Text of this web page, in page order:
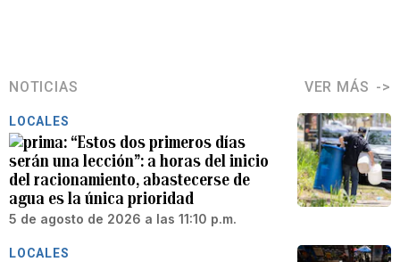
NOTICIAS VER MÁS
LOCALES
“Estos dos primeros días
serán una lección”: a horas del inicio
del racionamiento, abastecerse de
agua es la única prioridad
5 de agosto de 2026 a las 11:10 p.m.
LOCALES